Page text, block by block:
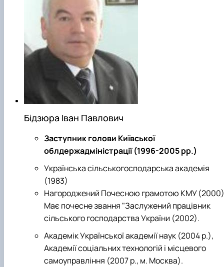
Бідзюра Іван Павлович
Заступник голови Київської
облдержадміністрації (1996-2005 рр.)
Українська сільськогосподарська академія
(1983)
Нагороджений Почесною грамотою КМУ
Має почесне звання "Заслужений працівник
сільського господарства України (2002).
Академік Української академії наук (2004 р.),
Академії соціальних технологій і місцевого
самоуправління (2007 р., м. Москва).